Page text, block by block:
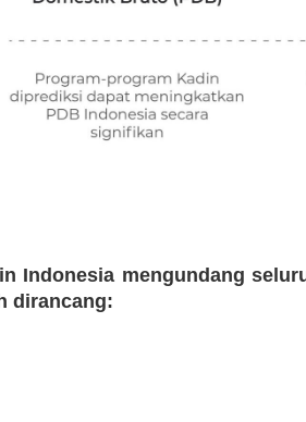
Indonesia mengundang
dirancang: